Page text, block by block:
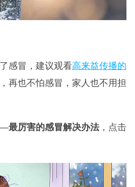
感冒，建议观看高来益传播的
再也不怕感冒，家人也不用担
最厉害的感冒解决办法，点击